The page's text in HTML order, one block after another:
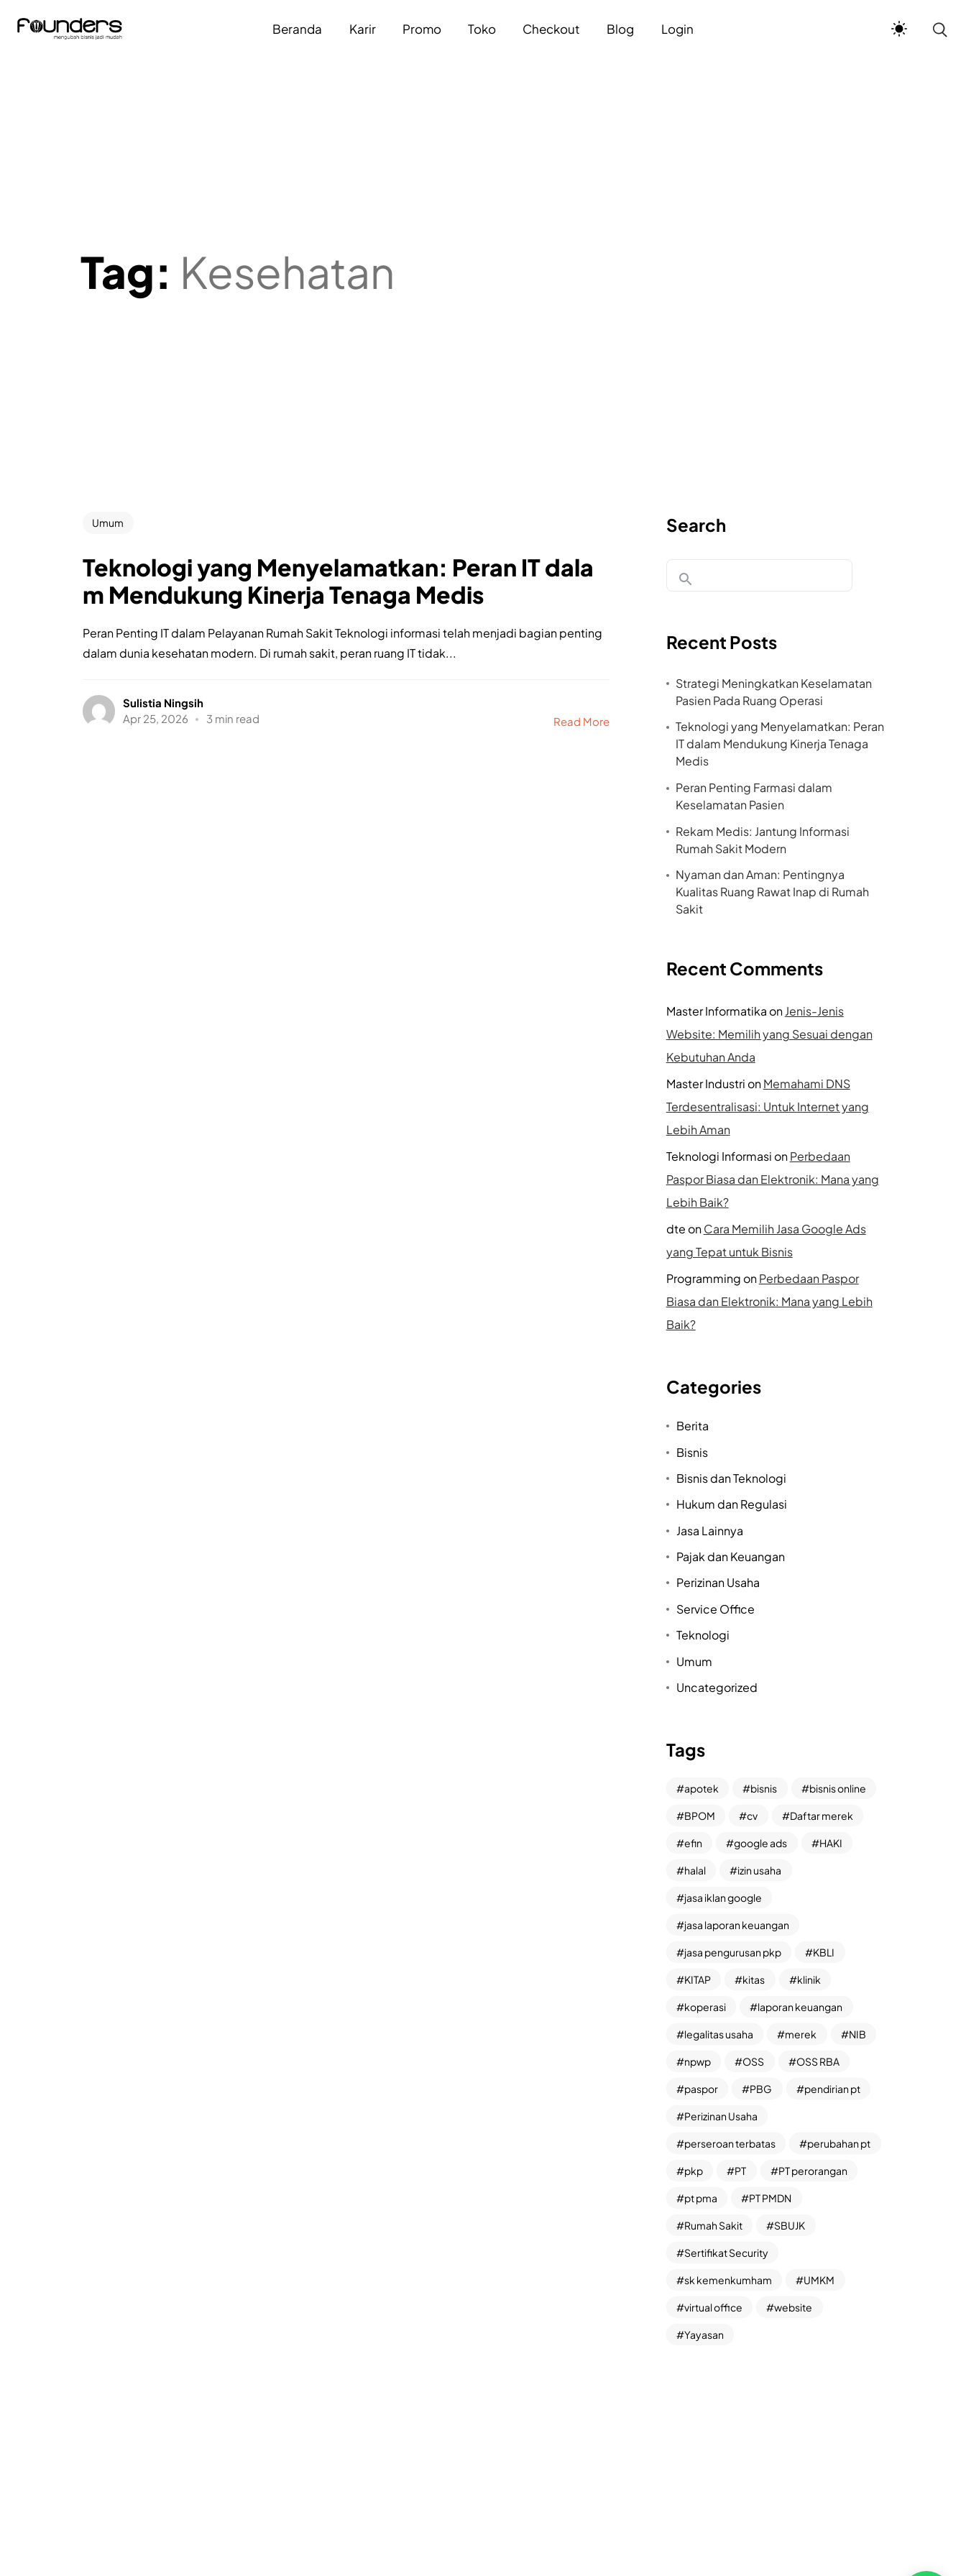
Beranda Karir Promo Toko Checkout Blog Login
Tag: Kesehatan
Umum
Teknologi yang Menyelamatkan: Peran IT dala
m Mendukung Kinerja Tenaga Medis
Peran Penting IT dalam Pelayanan Rumah Sakit Teknologi informasi telah menjadi bagian penting
dalam dunia kesehatan modern. Di rumah sakit, peran ruang IT tidak...
Sulistia Ningsih
Apr 25, 2026
3 min read Read More
Search
Recent Posts
Strategi Meningkatkan Keselamatan
Pasien Pada Ruang Operasi
Teknologi yang Menyelamatkan: Peran
IT dalam Mendukung Kinerja Tenaga
Medis
Peran Penting Farmasi dalam
Keselamatan Pasien
Rekam Medis: Jantung Informasi
Rumah Sakit Modern
Nyaman dan Aman: Pentingnya
Kualitas Ruang Rawat Inap di Rumah
Sakit
Recent Comments
Master Informatika onJenis-Jenis
Website: Memilih yang Sesuai dengan
Kebutuhan Anda
Master Industri onMemahami DNS
Terdesentralisasi: Untuk Internet yang
Lebih Aman
Teknologi Informasi onPerbedaan
Paspor Biasa dan Elektronik: Mana yang
Lebih Baik?
dte onCara Memilih Jasa Google Ads
yang Tepat untuk Bisnis
Programming onPerbedaan Paspor
Biasa dan Elektronik: Mana yang Lebih
Baik?
Categories
Berita
Bisnis
Bisnis dan Teknologi
Hukum dan Regulasi
Jasa Lainnya
Pajak dan Keuangan
Perizinan Usaha
Service Office
Teknologi
Umum
Uncategorized
Tags
apotek bisnis bisnis online
BPOM cv Daftar merek
efin google ads HAKI
halal izin usaha
jasa iklan google
jasa laporan keuangan
jasa pengurusan pkp KBLI
KITAP kitas klinik
koperasi laporan keuangan
legalitas usaha merek NIB
npwp OSS OSS RBA
paspor PBG pendirian pt
Perizinan Usaha
perseroan terbatas perubahan pt
pkp PT PT perorangan
pt pma PT PMDN
Rumah Sakit SBUJK
Sertifikat Security
sk kemenkumham UMKM
virtual office website
Yayasan